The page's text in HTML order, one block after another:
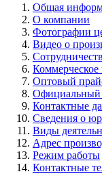
Общая
О компании
Фотографии
Видео о
Оптовый
Официальный
Контактные
Сведения о
Виды
Адрес
Режим работы
Контактные